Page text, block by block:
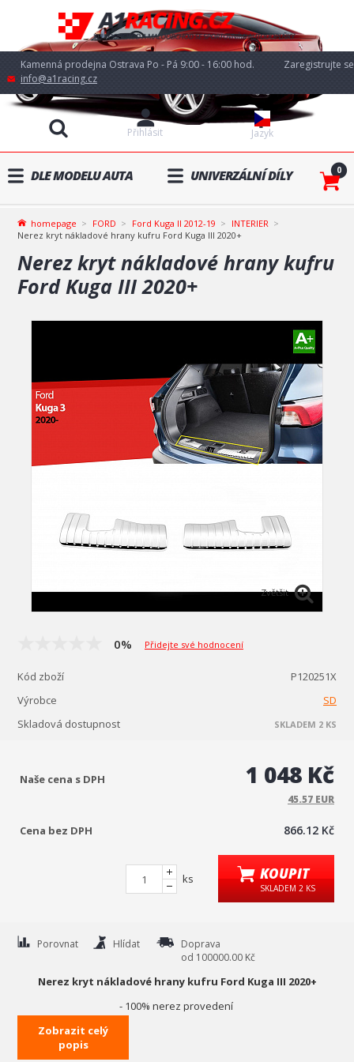
Kamenná prodejna Ostrava Po - Pá 9:00 - 16:00 hod.
info@a1racing.cz
Jazyk
Přihlásit
Zaregistrujte se
DLE MODELU AUTA UNIVERZÁLNÍ DÍLY 0
homepage FORD Ford Kuga II 2012-19
INTERIER
Nerez kryt nákladové hrany kufru Ford Kuga III 2020+
Nerez kryt nákladové hrany kufru
Ford Kuga III 2020+
Zvětšit
0% Přidejte své hodnocení
Kód zboží
P120251X
Výrobce
SD
Skladová dostupnost
SKLADEM 2 KS
Naše cena s DPH 1 048 Kč
45.57 EUR
Cena bez DPH 866.12 Kč
ks KOUPIT
SKLADEM 2 KS
Porovnat Hlídat
Doprava
od 100000.00 Kč
Nerez kryt nákladové hrany kufru Ford Kuga III 2020+
- 100% nerez provedení
- přesně tvarovaná forma pro maximálně přesné nasazení a
Zobrazit celý
popis